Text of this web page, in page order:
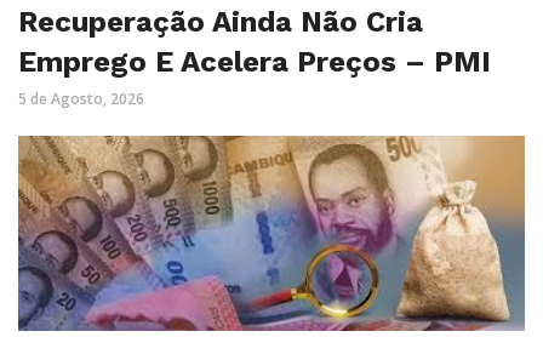
Recuperação Ainda Não Cria
Emprego E Acelera Preços – PMI
5 de Agosto, 2026